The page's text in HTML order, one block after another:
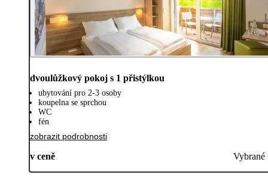
dvoulůžkový pokoj s 1 přistýlkou
ubytování pro 2-3 osoby
koupelna se sprchou
WC
fén
zobrazit podrobnosti
v ceně Vybrané